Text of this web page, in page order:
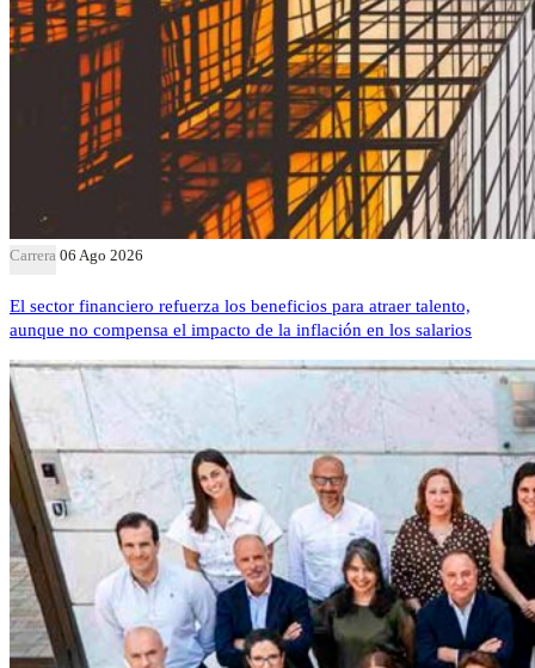
Carrera 06 Ago 2026
El sector financiero refuerza los beneficios para atraer talento,
aunque no compensa el impacto de la inflación en los salarios